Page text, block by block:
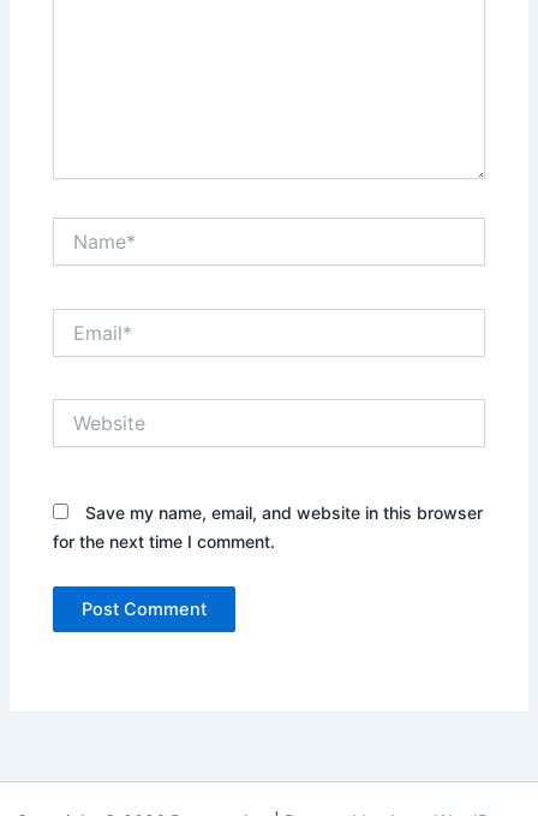
Save my name, email, and website in this browser
for the next time I comment.